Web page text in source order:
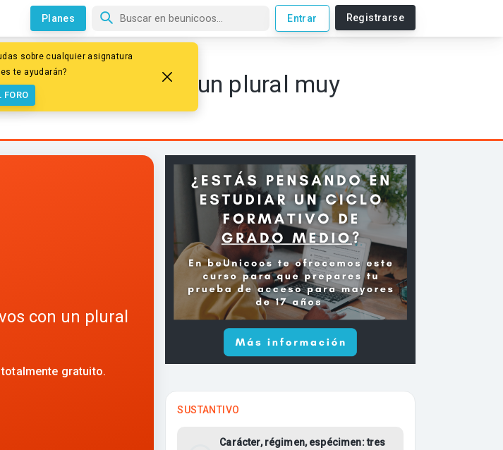
Planes Entrar Registrarse
sobre cualquier asignatura
te ayudarán?
FOROsustantivos con un plural muy
con un plural
totalmente gratuito.
SUSTANTIVO
Carácter, régimen, espécimen: tres